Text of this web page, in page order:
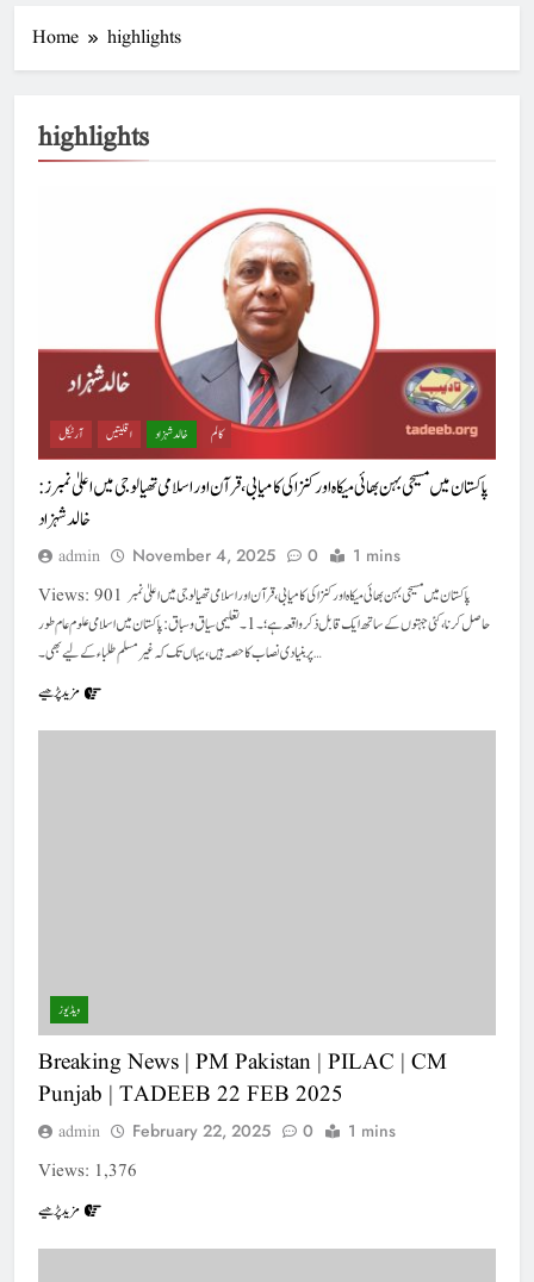
Home highlights
highlights
آرٹیکل اقلیتیں خالد شہزاد کالم
پاکستان میں مسیحی بہن بھائی میکاہ اور کنزا کی کامیابی، قرآن اور اسلامی تھیالوجی میں اعلیٰ نمبرز :
خالد شہزاد
admin November 4, 2025 0 1 mins
Views: 901 پاکستان میں مسیحی بہن بھائی میکاہ اور کنزا کی کامیابی، قرآن اور اسلامی تھیالوجی میں اعلیٰ نمبر
حاصل کرنا، کئی جہتوں کے ساتھ ایک قابل ذکر واقعہ ہے؛ ۔1۔تعلیمی سیاق و سباق: پاکستان میں اسلامی علوم عام طور
پر بنیادی نصاب کا حصہ ہیں، یہاں تک کہ غیر مسلم طلباء کے لیے بھی۔…
مزید پڑھیے
ویڈیوز
Breaking News | PM Pakistan | PILAC | CM
Punjab | TADEEB 22 FEB 2025
admin February 22, 2025 0 1 mins
Views: 1,376
مزید پڑھیے